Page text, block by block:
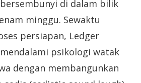
di dalam bilik
minggu. Sewaktu
persiapan, Ledger
psikologi watak
dengan membangunkan